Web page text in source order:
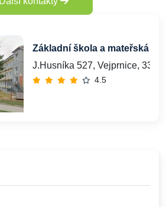
Základní škola a mateřská
J.Husníka 527, Vejprnice,
4.5